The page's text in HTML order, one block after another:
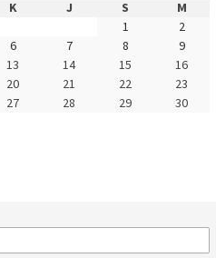
K J S
M
1
2
6 7 8
9
13 14 15
16
20 21 22
23
27 28 29
30